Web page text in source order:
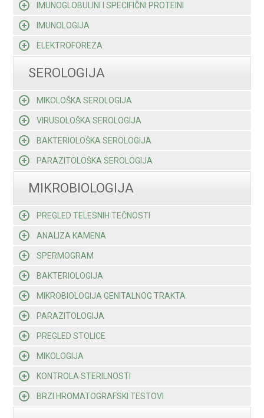
IMUNOGLOBULINI I SPECIFIČNI PROTEINI
IMUNOLOGIJA
ELEKTROFOREZA
SEROLOGIJA
MIKOLOŠKA SEROLOGIJA
VIRUSOLOŠKA SEROLOGIJA
BAKTERIOLOŠKA SEROLOGIJA
PARAZITOLOŠKA SEROLOGIJA
MIKROBIOLOGIJA
PREGLED TELESNIH TEČNOSTI
ANALIZA KAMENA
SPERMOGRAM
BAKTERIOLOGIJA
MIKROBIOLOGIJA GENITALNOG TRAKTA
PARAZITOLOGIJA
PREGLED STOLICE
MIKOLOGIJA
KONTROLA STERILNOSTI
BRZI HROMATOGRAFSKI TESTOVI